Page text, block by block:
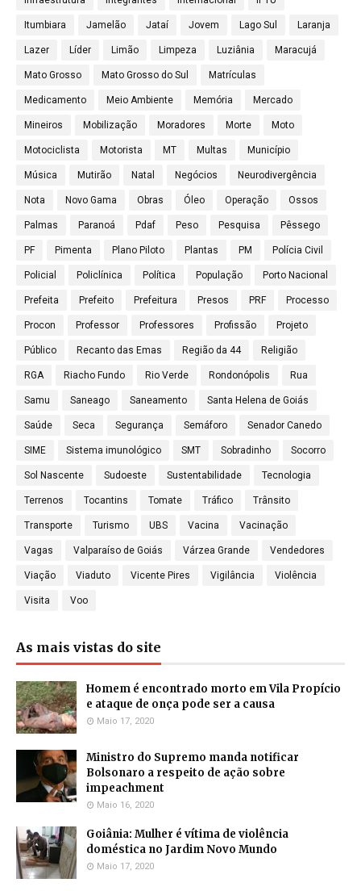
Itumbiara Jamelão Jataí Jovem Lago Sul Laranja
Lazer Líder Limão Limpeza Luziânia Maracujá
Mato Grosso Mato Grosso do Sul Matrículas
Medicamento Meio Ambiente Memória Mercado
Mineiros Mobilização Moradores Morte Moto
Motociclista Motorista MT Multas Município
Música Mutirão Natal Negócios Neurodivergência
Nota Novo Gama Obras Óleo Operação Ossos
Palmas Paranoá Pdaf Peso Pesquisa Pêssego
PF Pimenta Plano Piloto Plantas PM Polícia Civil
Policial Policlínica Política População Porto Nacional
Prefeita Prefeito Prefeitura Presos PRF Processo
Procon Professor Professores Profissão Projeto
Público Recanto das Emas Região da 44 Religião
RGA Riacho Fundo Rio Verde Rondonópolis Rua
Samu Saneago Saneamento Santa Helena de Goiás
Saúde Seca Segurança Semáforo Senador Canedo
SIME Sistema imunológico SMT Sobradinho Socorro
Sol Nascente Sudoeste Sustentabilidade Tecnologia
Terrenos Tocantins Tomate Tráfico Trânsito
Transporte Turismo UBS Vacina Vacinação
Vagas Valparaíso de Goiás Várzea Grande Vendedores
Viação Viaduto Vicente Pires Vigilância Violência
Visita Voo
As mais vistas do site
Homem é encontrado morto em Vila Propício
e ataque de onça pode ser a causa
Maio 17, 2020
Ministro do Supremo manda notificar
Bolsonaro a respeito de ação sobre
impeachment
Maio 16, 2020
Goiânia: Mulher é vítima de violência
doméstica no Jardim Novo Mundo
Maio 17, 2020